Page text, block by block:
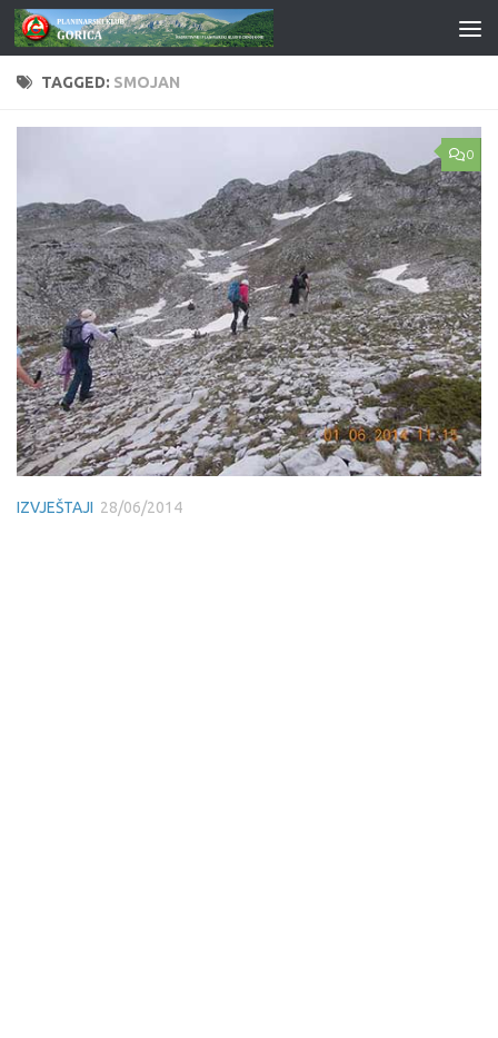
Skip to content
TAGGED: SMOJAN
0
IZVJEŠTAJI 28/06/2014